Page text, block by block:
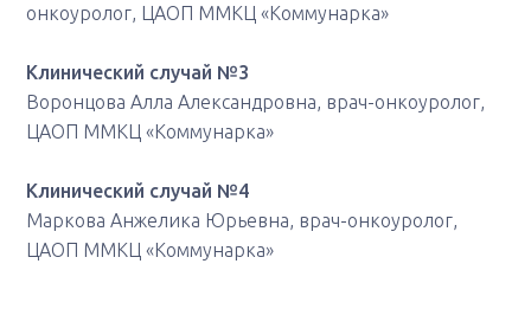
онкоуролог, ЦАОП ММКЦ «Коммунарка»
Клинический случай №3
Воронцова Алла Александровна, врач-онкоуролог,
ЦАОП ММКЦ «Коммунарка»
Клинический случай №4
Маркова Анжелика Юрьевна, врач-онкоуролог,
ЦАОП ММКЦ «Коммунарка»